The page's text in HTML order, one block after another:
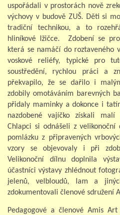
uspořádali v prostorách nově
výchovy v budově ZUŠ. Děti si
tradiční technikou, a to
hliníkové lžičce. Zdobení se
která se namáčí do roztaveného
voskové reliéfy, typické pro
soustředění, rychlou práci a
překvapilo, že se dařilo i
zdobily omotáváním barevných
přidaly maminky a dokonce i
nazdobené vajíčko získali malí
Chlapci si odnášeli z
pomlázku z připravených
vzory se objevovaly i při
Velikonoční dílnu doplnila
účastníci výstavy zhlédnout
jelenů, velbloudů, lam a
zdokumentovali členové sdružení
Pedagogové a členové Amis